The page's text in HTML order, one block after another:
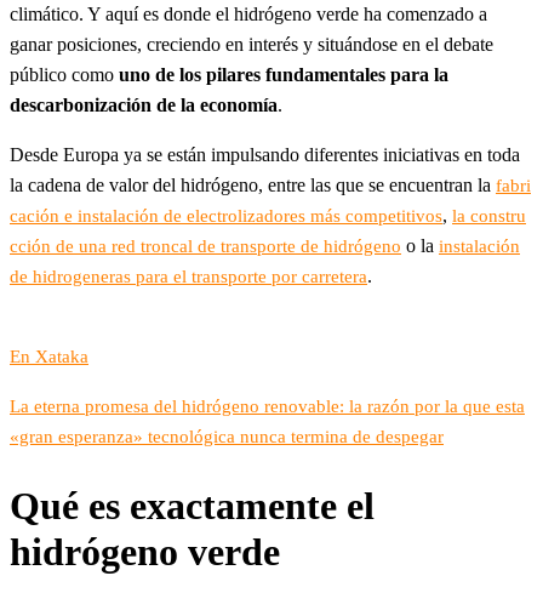
climático. Y aquí es donde el hidrógeno verde ha comenzado a
ganar posiciones, creciendo en interés y situándose en el debate
público como uno de los pilares fundamentales para la
descarbonización de la economía.
Desde Europa ya se están impulsando diferentes iniciativas en toda
la cadena de valor del hidrógeno, entre las que se encuentran la fabri
cación e instalación de electrolizadores más competitivos, la constru
cción de una red troncal de transporte de hidrógeno o la instalación
de hidrogeneras para el transporte por carretera.
En Xataka
La eterna promesa del hidrógeno renovable: la razón por la que esta
«gran esperanza» tecnológica nunca termina de despegar
Qué es exactamente el
hidrógeno verde